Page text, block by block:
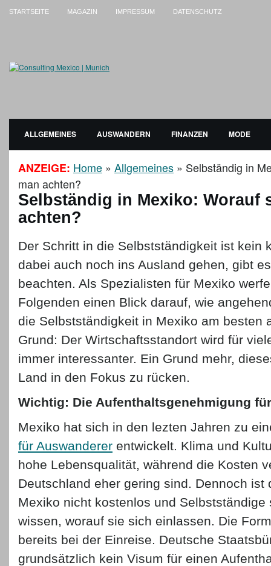
STARTSEITE MAGAZIN IMPRESSUM DATENSCHUTZ
ALLGEMEINES AUSWANDERN FINANZEN MODE
ANZEIGE: Home » Allgemeines » Selbständig in
man achten?
Selbständig in Mexiko: Worauf
achten?
Der Schritt in die Selbstständigkeit ist kein
dabei auch noch ins Ausland gehen, gibt
beachten. Als Spezialisten für Mexiko
Folgenden einen Blick darauf, wie
die Selbstständigkeit in Mexiko am besten
Grund: Der Wirtschaftsstandort wird für
immer interessanter. Ein Grund mehr,
Land in den Fokus zu rücken.
Wichtig: Die Aufenthaltsgenehmigung
Mexiko hat sich in den lezten Jahren zu
für Auswanderer entwickelt. Klima und
hohe Lebensqualität, während die Kosten
Deutschland eher gering sind. Dennoch ist
Mexiko nicht kostenlos und Selbstständige
wissen, worauf sie sich einlassen. Die
bereits bei der Einreise. Deutsche
grundsätzlich kein Visum für einen